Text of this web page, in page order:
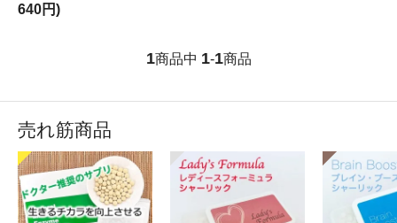
640円)
1商品中 1-1商品
売れ筋商品